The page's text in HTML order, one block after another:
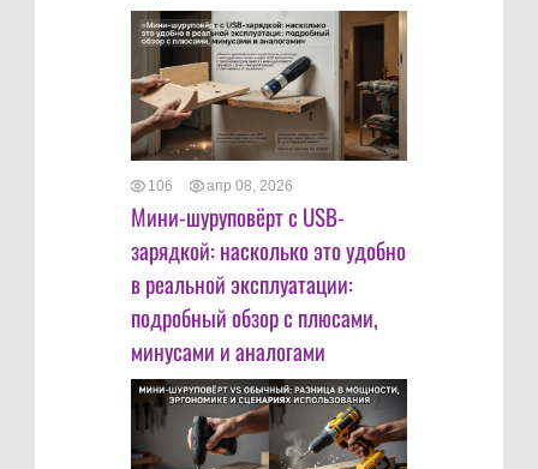
106 апр 08, 2026
Мини-шуруповёрт с USB-
зарядкой: насколько это удобно
в реальной эксплуатации:
подробный обзор с плюсами,
минусами и аналогами